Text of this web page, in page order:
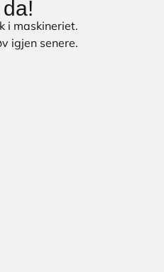
i maskineriet.
igjen senere.